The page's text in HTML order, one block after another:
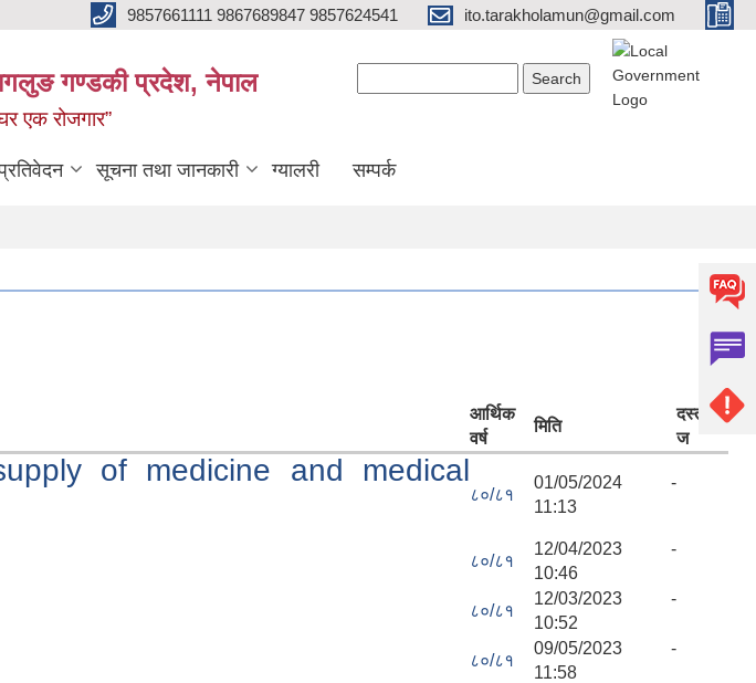
9857661111 9867689847 9857624541 ito.tarakholamun@gmail.com
बागलुङ गण्डकी प्रदेश, नेपाल
एक रोजगार”
सूचना तथा जानकारी ग्यालरी सम्पर्क
आर्थिक
वर्ष
मिति
दस्तावे
ज
of medicine and medical
८०/८१
01/05/2024 -
11:13
८०/८१
12/04/2023 -
10:46
८०/८१
12/03/2023 -
10:52
८०/८१
09/05/2023 -
11:58